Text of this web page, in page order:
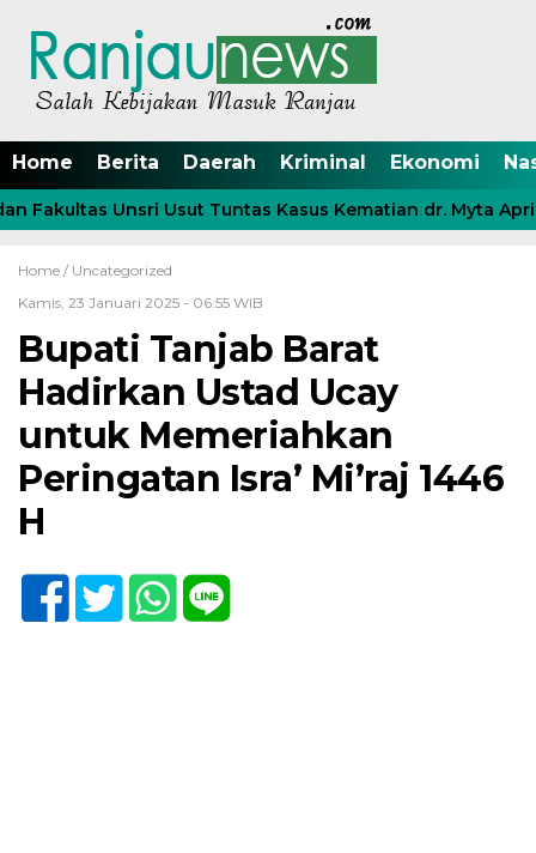
Home Berita Daerah Kriminal Ekonomi
Fakultas Unsri Usut Tuntas Kasus Kematian dr. Myta
Home / Uncategorized
Kamis, 23 Januari 2025 - 06:55 WIB
Bupati Tanjab Barat
Hadirkan Ustad Ucay
untuk Memeriahkan
Peringatan Isra’ Mi’raj 1446
H